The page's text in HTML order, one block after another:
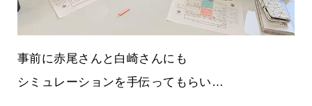
事前に赤尾さんと白崎さんにも
シミュレーションを手伝ってもらい…